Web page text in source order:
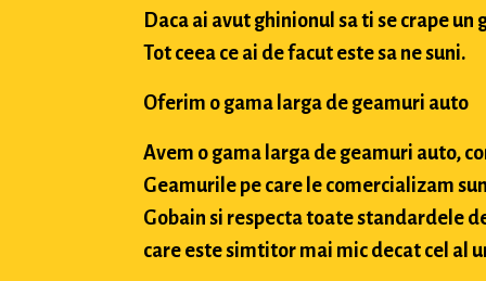
Daca ai avut ghinionul sa ti se crape
Tot ceea ce ai de facut este sa ne suni.
Oferim o gama larga de geamuri auto
Avem o gama larga de geamuri auto,
Geamurile pe care le comercializam
Gobain si respecta toate standardele
care este simtitor mai mic decat cel al